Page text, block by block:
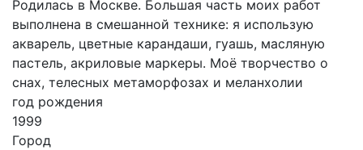
Родилась в Москве. Большая часть моих работ
выполнена в смешанной технике: я использую
акварель, цветные карандаши, гуашь, масляную
пастель, акриловые маркеры. Моё творчество о
снах, телесных метаморфозах и меланхолии
год рождения
1999
Город